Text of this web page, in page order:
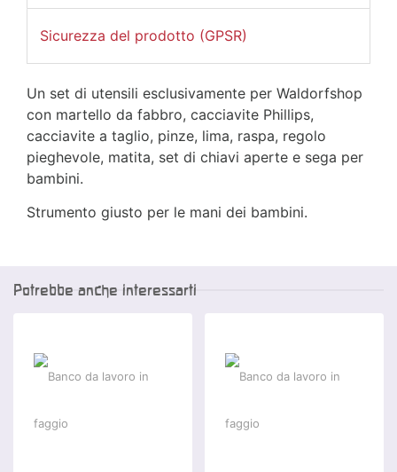
Sicurezza del prodotto (GPSR)
Un set di utensili esclusivamente per Waldorfshop
con martello da fabbro, cacciavite Phillips,
cacciavite a taglio, pinze, lima, raspa, regolo
pieghevole, matita, set di chiavi aperte e sega per
bambini.
Strumento giusto per le mani dei bambini.
Potrebbe anche interessarti